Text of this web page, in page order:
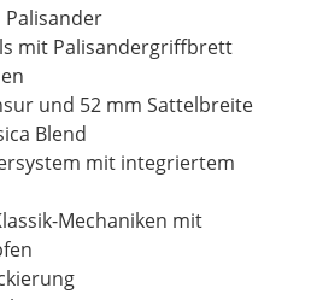
Palisander
mit Palisandergriffbrett
und 52 mm Sattelbreite
Blend
mit integriertem
Mechaniken mit